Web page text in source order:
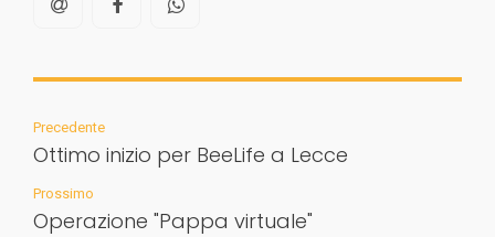
Precedente
Ottimo inizio per BeeLife a Lecce
Prossimo
Operazione "Pappa virtuale"